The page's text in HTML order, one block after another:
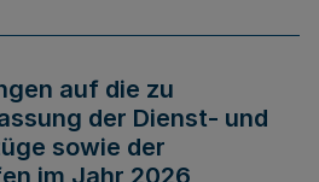
auf die zu
der Dienst- und
sowie der
im Jahr 2026